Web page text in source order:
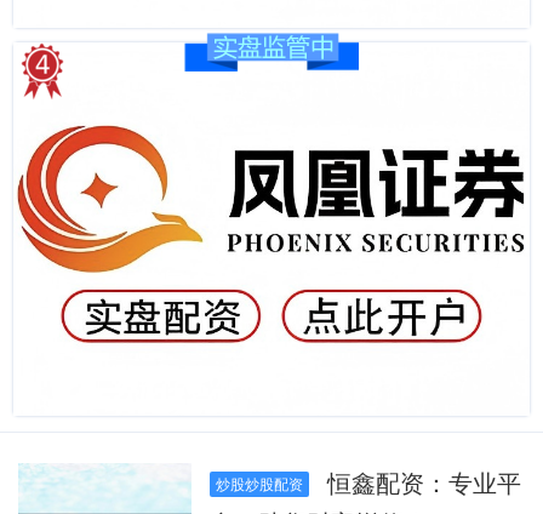
炒股炒股配资
恒鑫配资：专业平